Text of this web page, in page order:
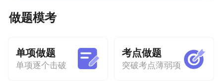
托福写作直播开始报名了！
学人数再创新高！
做题模考
单项做题
单项逐个击破
考点做题
突破考点薄弱项